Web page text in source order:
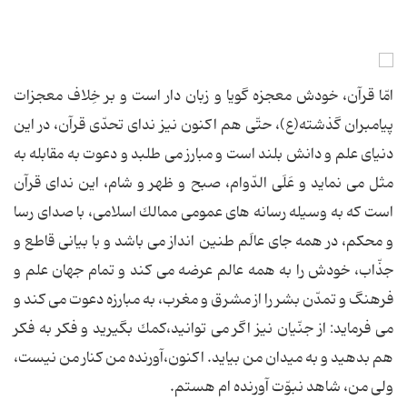
امّا قرآن، خودش معجزه گویا و زبان دار است و بر خِلاف معجزات
پیامبران گذشته(ع)، حتّی هم اكنون نیز ندای تحدّی قرآن، در این
دنیای علم و دانش بلند است و مبارز می طلبد و دعوت به مقابله به
مثل می نماید و عَلَی الدّوام، صبح و ظهر و شام، این ندای قرآن
است كه به وسیله رسانه های عمومی ممالك اسلامی، با صدای رسا
و محكم، در همه جای عالَم طنین انداز می باشد و با بیانی قاطع و
جذّاب، خودش را به همه عالم عرضه می كند و تمام جهان علم و
فرهنگ و تمدّن بشر را از مشرق و مغرب، به مبارزه دعوت می كند و
می فرماید: از جنّیان نیز اگر می توانید،كمك بگیرید و فكر به فكر
هم بدهید و به میدان من بیاید. اكنون،آورنده من كنار من نیست،
ولی من، شاهد نبوّت آورنده ام هستم.